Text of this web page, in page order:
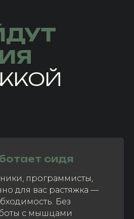
сидя
программисты,
для вас растяжка —
Без
с мышцами